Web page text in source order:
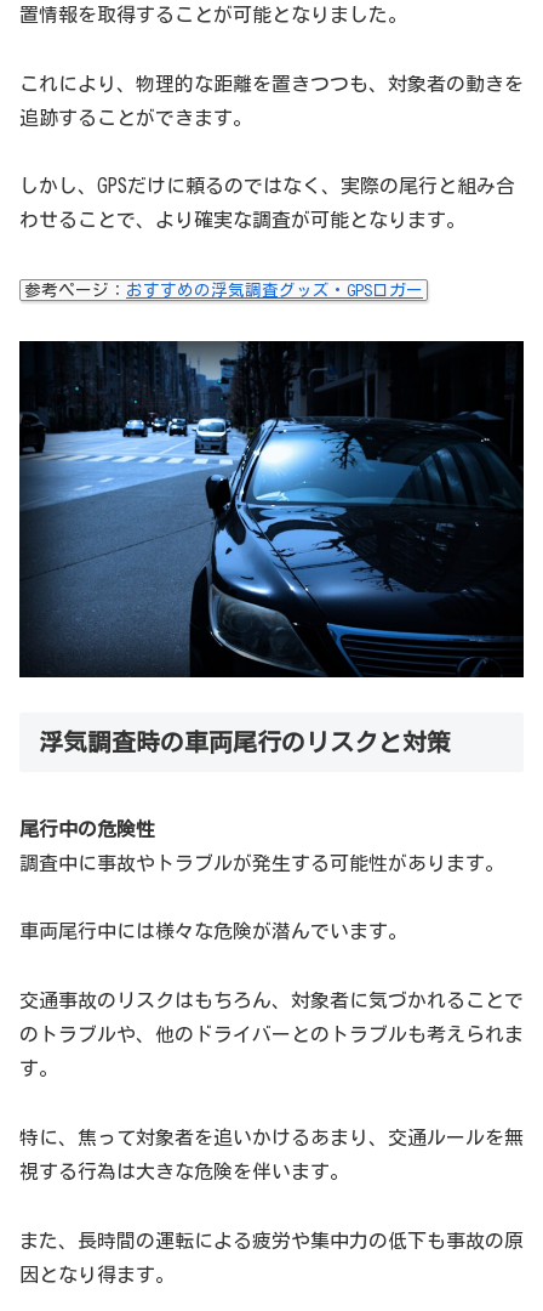
置情報を取得することが可能となりました。
これにより、物理的な距離を置きつつも、対象者の動きを
追跡することができます。
しかし、GPSだけに頼るのではなく、実際の尾行と組み合
わせることで、より確実な調査が可能となります。
参考ページ： おすすめの浮気調査グッズ・GPSロガー
浮気調査時の車両尾行のリスクと対策
尾行中の危険性
調査中に事故やトラブルが発生する可能性があります。
車両尾行中には様々な危険が潜んでいます。
交通事故のリスクはもちろん、対象者に気づかれることで
のトラブルや、他のドライバーとのトラブルも考えられま
す。
特に、焦って対象者を追いかけるあまり、交通ルールを無
視する行為は大きな危険を伴います。
また、長時間の運転による疲労や集中力の低下も事故の原
因となり得ます。